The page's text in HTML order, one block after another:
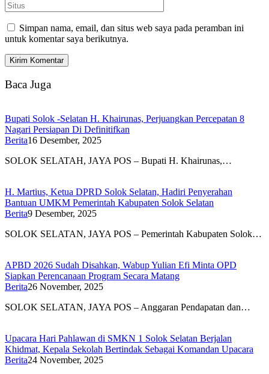
Simpan nama, email, dan situs web saya pada peramban ini
untuk komentar saya berikutnya.
Baca Juga
Bupati Solok -Selatan H. Khairunas, Perjuangkan Percepatan 8
Nagari Persiapan Di Definitifkan
Berita16 Desember, 2025
SOLOK SELATAH, JAYA POS – Bupati H. Khairunas,…
H. Martius, Ketua DPRD Solok Selatan, Hadiri Penyerahan
Bantuan UMKM Pemerintah Kabupaten Solok Selatan
Berita9 Desember, 2025
SOLOK SELATAN, JAYA POS – Pemerintah Kabupaten Solok…
APBD 2026 Sudah Disahkan, Wabup Yulian Efi Minta OPD
Siapkan Perencanaan Program Secara Matang
Berita26 November, 2025
SOLOK SELATAN, JAYA POS – Anggaran Pendapatan dan…
Upacara Hari Pahlawan di SMKN 1 Solok Selatan Berjalan
Khidmat, Kepala Sekolah Bertindak Sebagai Komandan Upacara
Berita24 November, 2025